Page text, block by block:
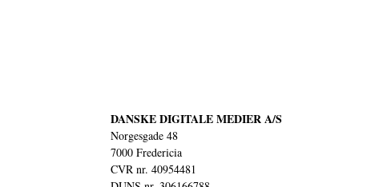
DANSKE DIGITALE MEDIER A/S
Norgesgade 48
7000 Fredericia
CVR nr. 40954481